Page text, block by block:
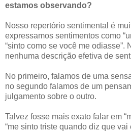
estamos observando?
Nosso repertório sentimental é
expressamos sentimentos como
“sinto como se você me odiasse”.
nenhuma descrição efetiva de
No primeiro, falamos de uma
no segundo falamos de um
julgamento sobre o outro.
Talvez fosse mais exato falar em
“me sinto triste quando diz que vai